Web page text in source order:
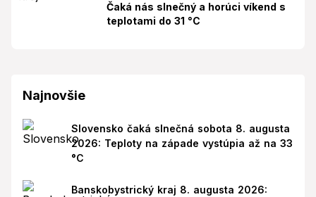
Čaká nás slnečný a horúci víkend s
teplotami do 31 °C
Najnovšie
Slovensko čaká slnečná sobota 8. augusta
2026: Teploty na západe vystúpia až na 33
°C
Banskobystrický kraj 8. augusta 2026: